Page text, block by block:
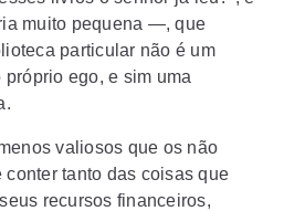
muito pequena —, que
particular não é um
ego, e sim uma
valiosos que os não
conter tanto das coisas que
recursos financeiros,